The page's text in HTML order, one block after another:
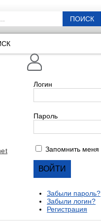
ПОИСК
Логин
Пароль
Запомнить меня
Забыли пароль?
Забыли логин?
Регистрация